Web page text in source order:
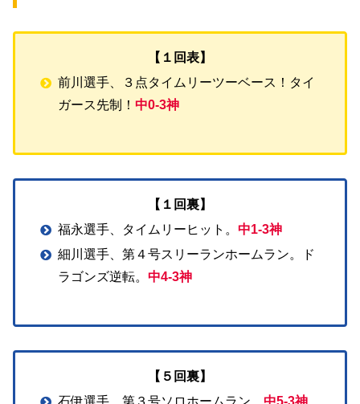
【１回表】
前川選手、３点タイムリーツーベース！タイ
ガース先制！中0-3神
【１回裏】
福永選手、タイムリーヒット。中1-3神
細川選手、第４号スリーランホームラン。ド
ラゴンズ逆転。中4-3神
【５回裏】